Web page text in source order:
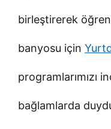
birleştirerek
banyosu için
programlarımızı
bağlamlarda